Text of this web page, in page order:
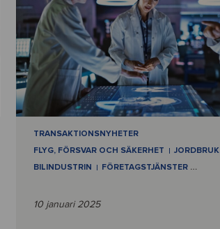
TRANSAKTIONSNYHETER
FLYG, FÖRSVAR OCH SÄKERHET
JORDBRUK
BILINDUSTRIN
FÖRETAGSTJÄNSTER …
10 januari 2025